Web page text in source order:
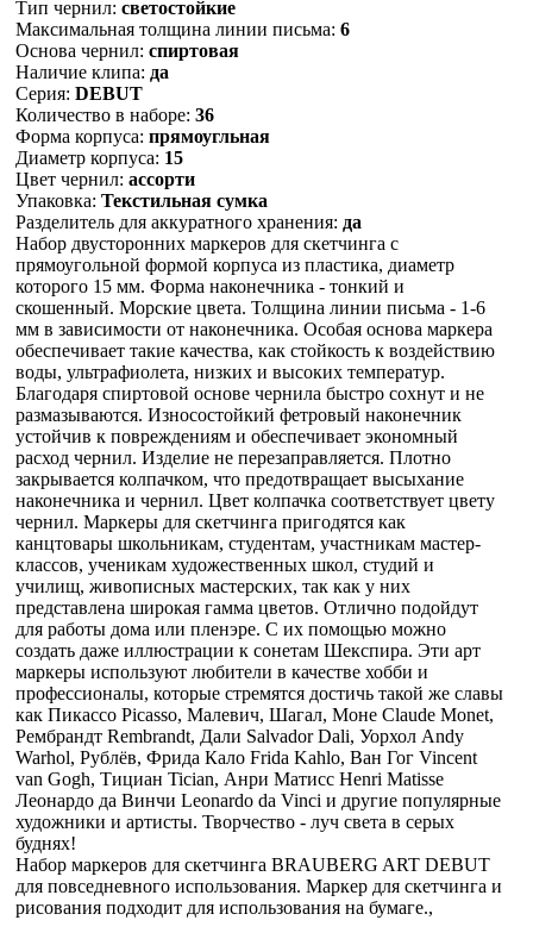
Тип чернил: светостойкие
Максимальная толщина линии письма: 6
Основа чернил: спиртовая
Наличие клипа: да
Серия: DEBUT
Количество в наборе: 36
Форма корпуса: прямоугльная
Диаметр корпуса: 15
Цвет чернил: ассорти
Упаковка: Текстильная сумка
Разделитель для аккуратного хранения: да
Набор двусторонних маркеров для скетчинга с
прямоугольной формой корпуса из пластика, диаметр
которого 15 мм. Форма наконечника - тонкий и
скошенный. Морские цвета. Толщина линии письма - 1-6
мм в зависимости от наконечника. Особая основа маркера
обеспечивает такие качества, как стойкость к воздействию
воды, ультрафиолета, низких и высоких температур.
Благодаря спиртовой основе чернила быстро сохнут и не
размазываются. Износостойкий фетровый наконечник
устойчив к повреждениям и обеспечивает экономный
расход чернил. Изделие не перезаправляется. Плотно
закрывается колпачком, что предотвращает высыхание
наконечника и чернил. Цвет колпачка соответствует цвету
чернил. Маркеры для скетчинга пригодятся как
канцтовары школьникам, студентам, участникам мастер-
классов, ученикам художественных школ, студий и
училищ, живописных мастерских, так как у них
представлена широкая гамма цветов. Отлично подойдут
для работы дома или пленэре. С их помощью можно
создать даже иллюстрации к сонетам Шекспира. Эти арт
маркеры используют любители в качестве хобби и
профессионалы, которые стремятся достичь такой же славы
как Пикассо Picasso, Малевич, Шагал, Моне Claude Monet,
Рембрандт Rembrandt, Дали Salvador Dali, Уорхол Andy
Warhol, Рублёв, Фрида Кало Frida Kahlo, Ван Гог Vincent
van Gogh, Тициан Tician, Анри Матисс Henri Matisse
Леонардо да Винчи Leonardo da Vinci и другие популярные
художники и артисты. Творчество - луч света в серых
буднях!
Набор маркеров для скетчинга BRAUBERG ART DEBUT
для повседневного использования. Маркер для скетчинга и
рисования подходит для использования на бумаге.,